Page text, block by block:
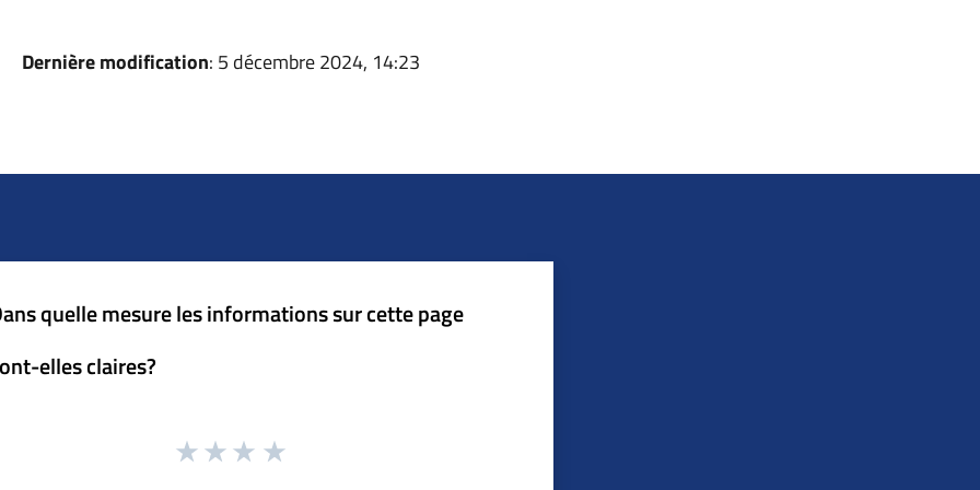
Dernière modification: 5 décembre 2024, 14:23
quelle mesure les informations sur cette page
elles claires?